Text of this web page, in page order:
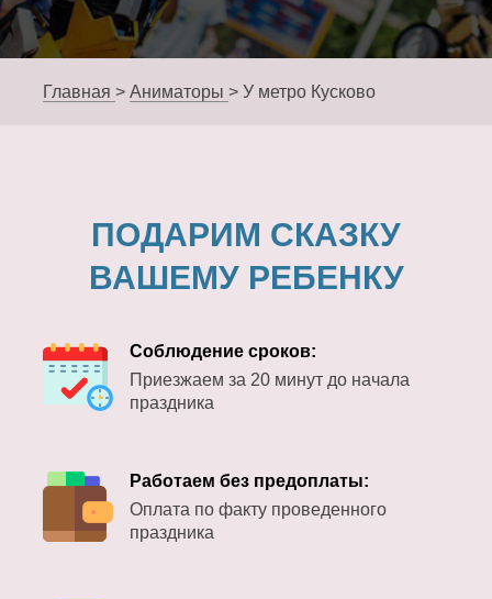
Главная > Аниматоры > У метро Кусково
ПОДАРИМ СКАЗКУ
ВАШЕМУ РЕБЕНКУ
Соблюдение сроков:
Приезжаем за 20 минут до начала
праздника
Работаем без предоплаты:
Оплата по факту проведенного
праздника